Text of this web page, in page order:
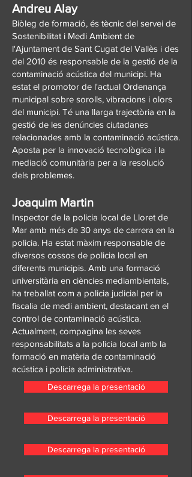
Andreu Alay
Biòleg de formació, és tècnic del servei de
Sostenibilitat i Medi Ambient de
l'Ajuntament de Sant Cugat del Vallès i des
del 2010 és responsable de la gestió de la
contaminació acústica del municipi. Ha
estat el promotor de l'actual Ordenança
municipal sobre sorolls, vibracions i olors
del municipi. Té una llarga trajectòria en la
gestió de les denúncies ciutadanes
relacionades amb la contaminació acústica.
Aposta per la innovació tecnològica i la
mediació comunitària per a la resolució
dels problemes.
Joaquim Martin
Inspector de la policia local de Lloret de
Mar amb més de 30 anys de carrera en la
policia. Ha estat màxim responsable de
diversos cossos de policia local en
diferents municipis. Amb una formació
universitària en ciències mediambientals,
ha treballat com a policia judicial per la
fiscalia de medi ambient, destacant en el
control de contaminació acústica.
Actualment, compagina les seves
responsabilitats a la policia local amb la
formació en matèria de contaminació
acústica i policia administrativa.
Descarrega la presentació
Descarrega la presentació
Descarrega la presentació